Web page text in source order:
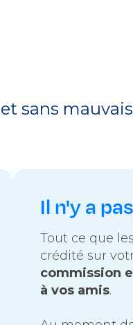
sans
Il n'y a
Tout ce que
crédité sur
commission
à vos amis.